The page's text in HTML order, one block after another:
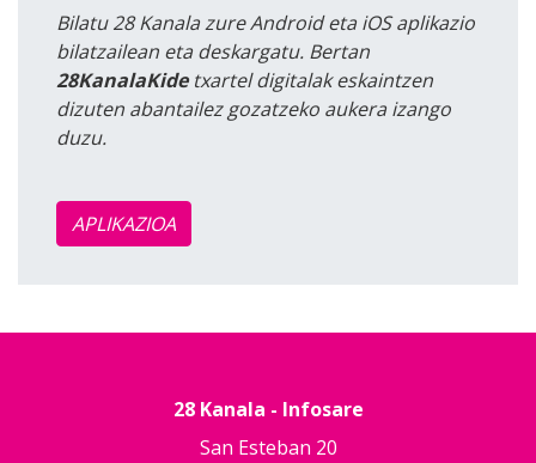
Bilatu 28 Kanala zure Android eta iOS aplikazio
bilatzailean eta deskargatu. Bertan
28KanalaKidetxartel digitalak eskaintzen
dizuten abantailez gozatzeko aukera izango
duzu.
APLIKAZIOA
28 Kanala - Infosare
San Esteban 20